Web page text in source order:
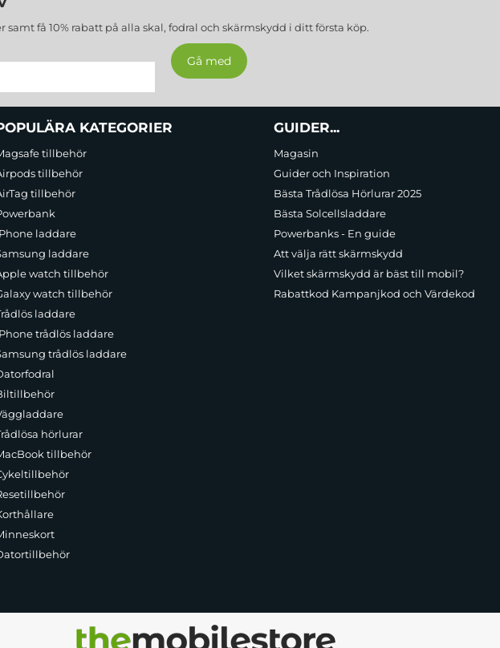
få 10% rabatt på alla skal, fodral och skärmskydd i ditt första köp.
KATEGORIER
tillbehör
tillbehör
tillbehör
laddare
laddare
watch tillbehör
watch tillbehör
laddare
trådlös laddare
trådlös laddare
hörlurar
tillbehör
GUIDER...
Magasin
Guider och Inspiration
Bästa Trådlösa Hörlurar 2025
Bästa Solcellsladdare
Powerbanks - En guide
Att välja rätt skärmskydd
Vilket skärmskydd är bäst till mobil?
Rabattkod Kampanjkod och Värdekod